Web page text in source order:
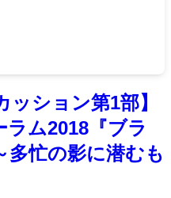
ッション第1部】
ム2018『ブラ
多忙の影に潜むも